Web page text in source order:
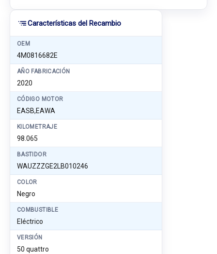
Características del Recambio
OEM
4M0816682E
AÑO FABRICACIÓN
2020
CÓDIGO MOTOR
EASB,EAWA
KILOMETRAJE
98.065
BASTIDOR
WAUZZZGE2LB010246
COLOR
Negro
COMBUSTIBLE
Eléctrico
VERSIÓN
50 quattro